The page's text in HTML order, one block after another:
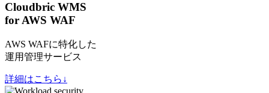
Cloudbric WMS
for AWS WAF
AWS WAFに特化した
運用管理サービス
詳細はこちら↓